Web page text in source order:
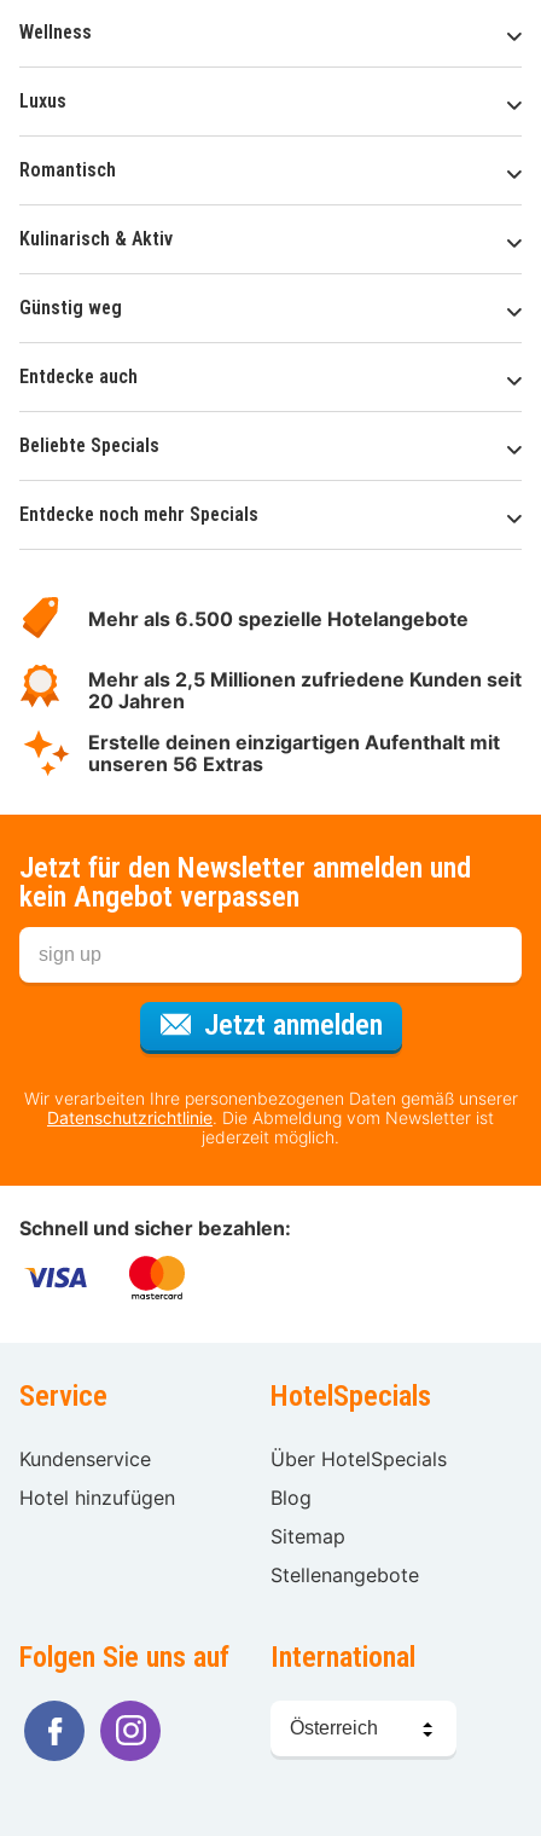
Wellness
Luxus
Romantisch
Kulinarisch & Aktiv
Günstig weg
Entdecke auch
Beliebte Specials
Entdecke noch mehr Specials
Hotelspecials
Mehr als 6.500 spezielle Hotelangebote
Mehr als 2,5 Millionen zufriedene Kunden seit
20 Jahren
Erstelle deinen einzigartigen Aufenthalt mit
unseren 56 Extras
Jetzt für den Newsletter anmelden und
kein Angebot verpassen
Jetzt anmeldenFür den
Wir verarbeiten Ihre personenbezogenen Daten gemäß unserer
Datenschutzrichtlinie. Die Abmeldung vom Newsletter ist
jederzeit möglich.
Schnell und sicher bezahlen:
Service
Kundenservice
Hotel hinzufügen
HotelSpecials
Über HotelSpecials
Blog
Sitemap
Stellenangebote
Folgen Sie uns auf International
Sprache
wählen